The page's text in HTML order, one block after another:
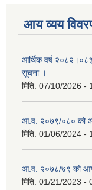
आय व्यय
आर्थिक वर्ष
सूचना ।
मिति: 07/10/2026 -
आ.व. २०७९/०८० को
मिति: 01/06/2024 -
आ.व. २०७८/७९ को आय
मिति: 01/21/2023 -